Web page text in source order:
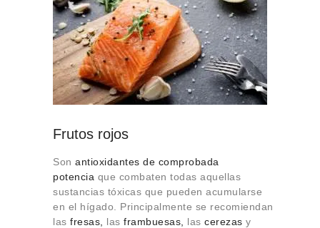
Frutos rojos
Son antioxidantes de comprobada
potencia que combaten todas aquellas
sustancias tóxicas que pueden acumularse
en el hígado. Principalmente se recomiendan
las fresas, las frambuesas, las cerezas y